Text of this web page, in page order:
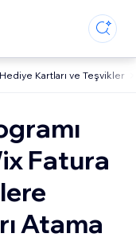
Kartları ve Teşvikler
Fatura
Atama